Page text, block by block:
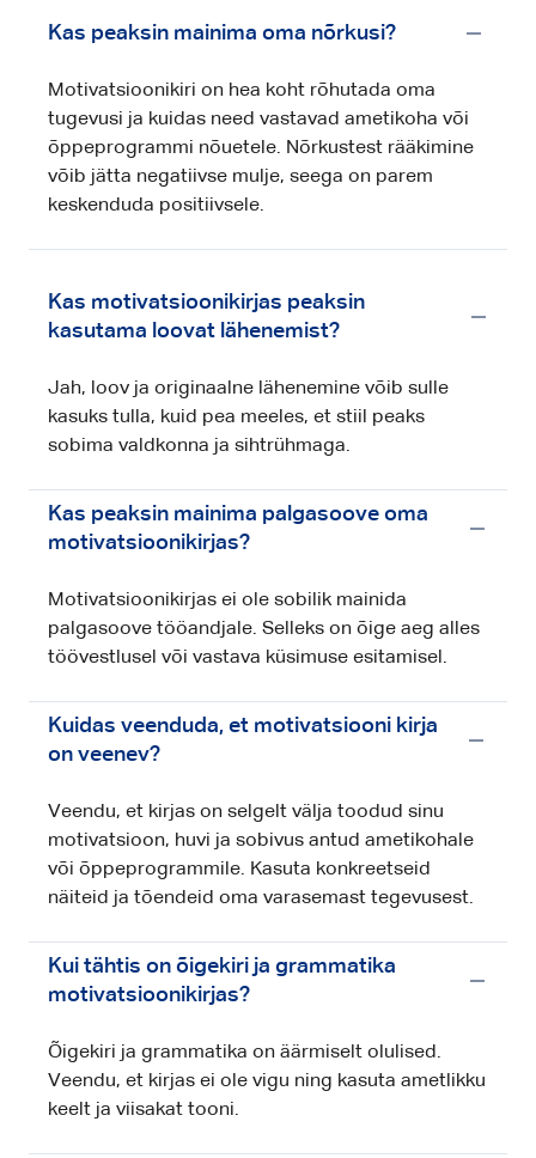
olla üks A4-leht.
Kas peaksin mainima oma nõrkusi?
Motivatsioonikiri on hea koht rõhutada oma
tugevusi ja kuidas need vastavad ametikoha või
õppeprogrammi nõuetele. Nõrkustest rääkimine
võib jätta negatiivse mulje, seega on parem
keskenduda positiivsele.
Kas motivatsioonikirjas peaksin
kasutama loovat lähenemist?
Jah, loov ja originaalne lähenemine võib sulle
kasuks tulla, kuid pea meeles, et stiil peaks
sobima valdkonna ja sihtrühmaga.
Kas peaksin mainima palgasoove oma
motivatsioonikirjas?
Motivatsioonikirjas ei ole sobilik mainida
palgasoove tööandjale. Selleks on õige aeg alles
töövestlusel või vastava küsimuse esitamisel.
Kuidas veenduda, et motivatsiooni kirja
on veenev?
Veendu, et kirjas on selgelt välja toodud sinu
motivatsioon, huvi ja sobivus antud ametikohale
või õppeprogrammile. Kasuta konkreetseid
näiteid ja tõendeid oma varasemast tegevusest.
Kui tähtis on õigekiri ja grammatika
motivatsioonikirjas?
Õigekiri ja grammatika on äärmiselt olulised.
Veendu, et kirjas ei ole vigu ning kasuta ametlikku
keelt ja viisakat tooni.